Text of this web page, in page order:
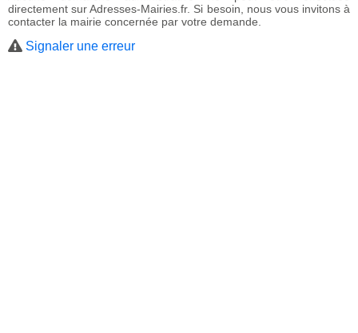
directement sur Adresses-Mairies.fr. Si besoin, nous vous invitons à
contacter la mairie concernée par votre demande.
Signaler une erreur